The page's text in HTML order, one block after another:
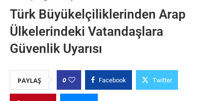
Türk Büyükelçiliklerinden Arap
Ülkelerindeki Vatandaşlara
Güvenlik Uyarısı
PAYLAŞ 0 Facebook Twitter